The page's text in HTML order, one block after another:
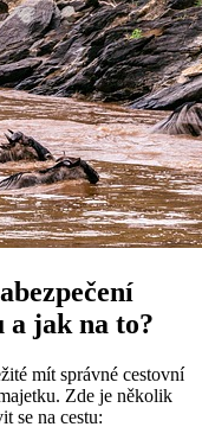
a jak na to?
mít správné cestovní
Zde je několik
se na cestu: